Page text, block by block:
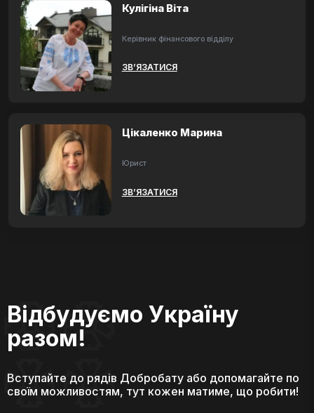
Кулігіна Віта
Керівник фінансового відділу
ЗВ’ЯЗАТИСЯ
Цікаленко Марина
Юрист
ЗВ’ЯЗАТИСЯ
Відбудуємо Україну
разом!
Вступайте до рядів Добробату або допомагайте по
своїм можливостям, тут кожен матиме, що робити!